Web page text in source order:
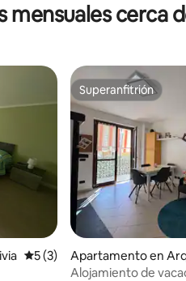
mensuales cerca
Calificación promedio: 5 de 5,
5 (3)
Superanfitrión
Superanfitrión
Apartamento en
via
Alojamiento de